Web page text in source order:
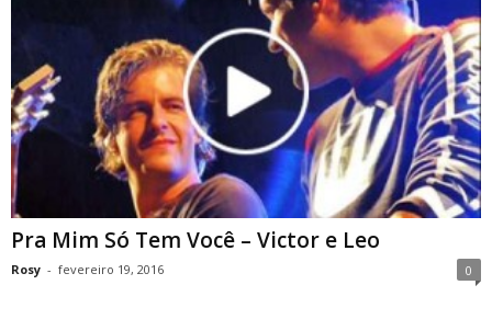
Pra Mim Só Tem Você – Victor e Leo
Rosy - fevereiro 19, 2016 0